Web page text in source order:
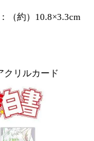
（約）10.8×3.3cm
リルカード